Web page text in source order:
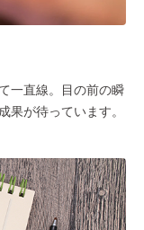
一直線。目の前の瞬
果が待っています。